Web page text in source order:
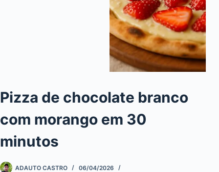
Pizza de chocolate branco
com morango em 30
minutos
ADAUTO CASTRO
06/04/2026